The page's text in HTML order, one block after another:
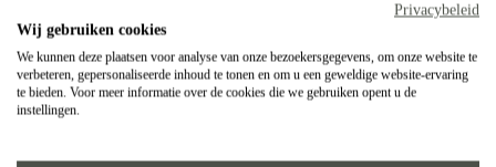
Vakmanschap
Jobs
Collett & Victor
Privacybeleid
Wij gebruiken cookies
We kunnen deze plaatsen voor analyse van onze bezoekersgegevens, om onze website te
verbeteren, gepersonaliseerde inhoud te tonen en om u een geweldige website-ervaring
te bieden. Voor meer informatie over de cookies die we gebruiken opent u de
instellingen.